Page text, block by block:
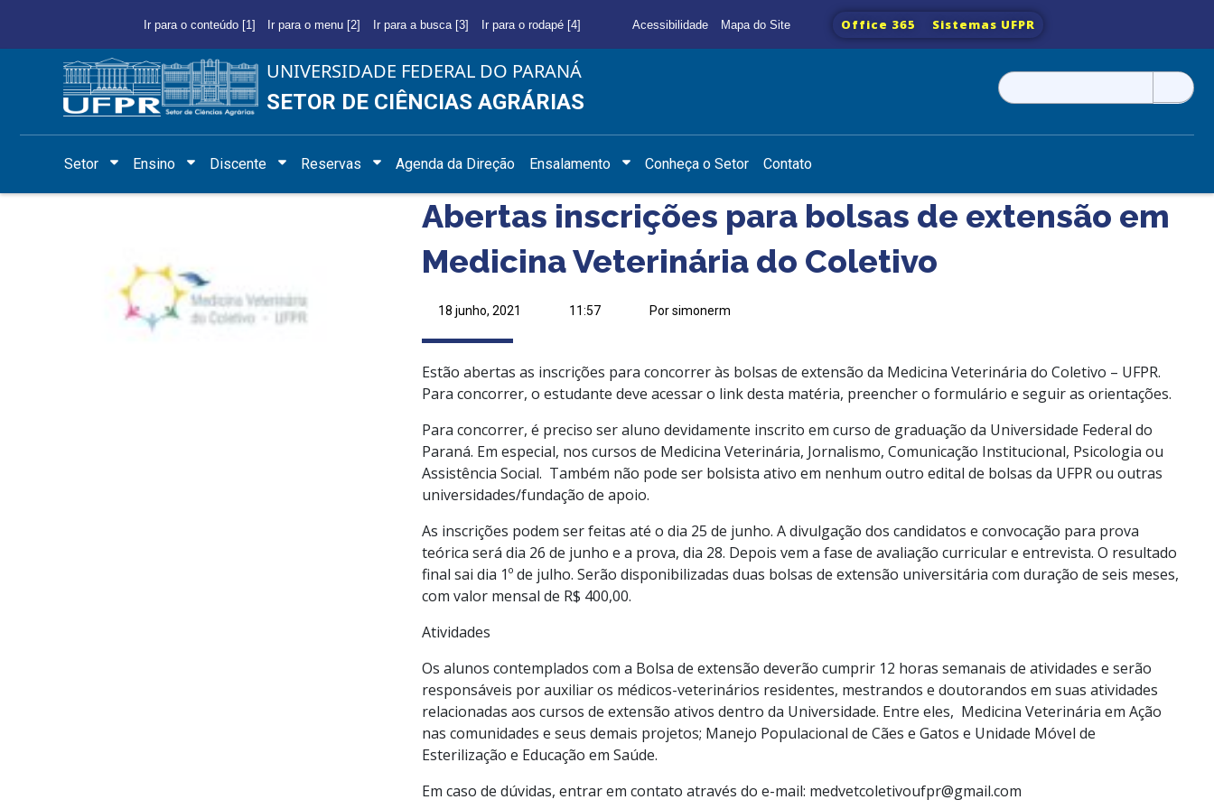
Ir para o conteúdo [1] Ir para o menu [2] Ir para a busca [3] Ir para o rodapé [4] Acessibilidade Mapa do Site Office 365 Sistemas UFPR
UNIVERSIDADE FEDERAL DO PARANÁ
SETOR DE CIÊNCIAS AGRÁRIAS
Pesquisar
por:
Setor Ensino Discente Reservas Agenda da Direção Ensalamento Conheça o Setor Contato
Abertas inscrições para bolsas de extensão em
Medicina Veterinária do Coletivo
18 junho, 2021 11:57 Por simonerm
Estão abertas as inscrições para concorrer às bolsas de extensão da Medicina Veterinária do Coletivo – UFPR.
Para concorrer, o estudante deve acessar o link desta matéria, preencher o formulário e seguir as orientações.
Para concorrer, é preciso ser aluno devidamente inscrito em curso de graduação da Universidade Federal do
Paraná. Em especial, nos cursos de Medicina Veterinária, Jornalismo, Comunicação Institucional, Psicologia ou
Assistência Social. Também não pode ser bolsista ativo em nenhum outro edital de bolsas da UFPR ou outras
universidades/fundação de apoio.
As inscrições podem ser feitas até o dia 25 de junho. A divulgação dos candidatos e convocação para prova
teórica será dia 26 de junho e a prova, dia 28. Depois vem a fase de avaliação curricular e entrevista. O resultado
final sai dia 1º de julho. Serão disponibilizadas duas bolsas de extensão universitária com duração de seis meses,
com valor mensal de R$ 400,00.
Atividades
Os alunos contemplados com a Bolsa de extensão deverão cumprir 12 horas semanais de atividades e serão
responsáveis por auxiliar os médicos-veterinários residentes, mestrandos e doutorandos em suas atividades
relacionadas aos cursos de extensão ativos dentro da Universidade. Entre eles, Medicina Veterinária em Ação
nas comunidades e seus demais projetos; Manejo Populacional de Cães e Gatos e Unidade Móvel de
Esterilização e Educação em Saúde.
Em caso de dúvidas, entrar em contato através do e-mail: medvetcoletivoufpr@gmail.com